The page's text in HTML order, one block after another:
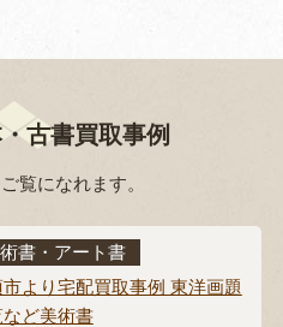
古書買取事例
覧になれます。
書・アート書
市より宅配買取事例 東洋画題
ど美術書